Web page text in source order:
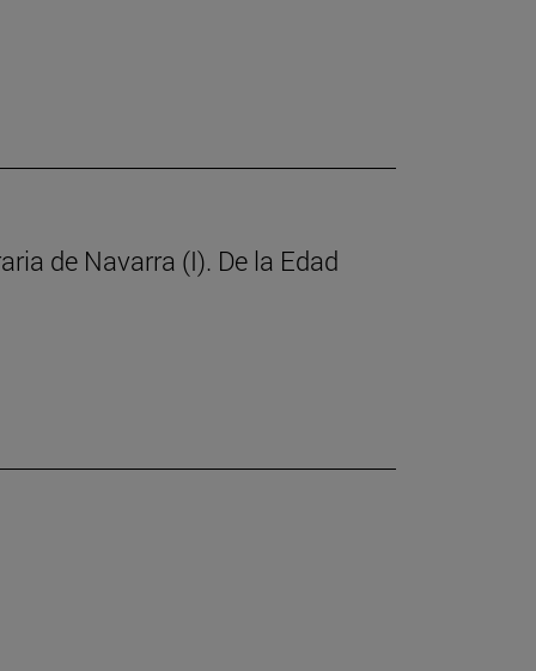
de Navarra (I). De la Edad